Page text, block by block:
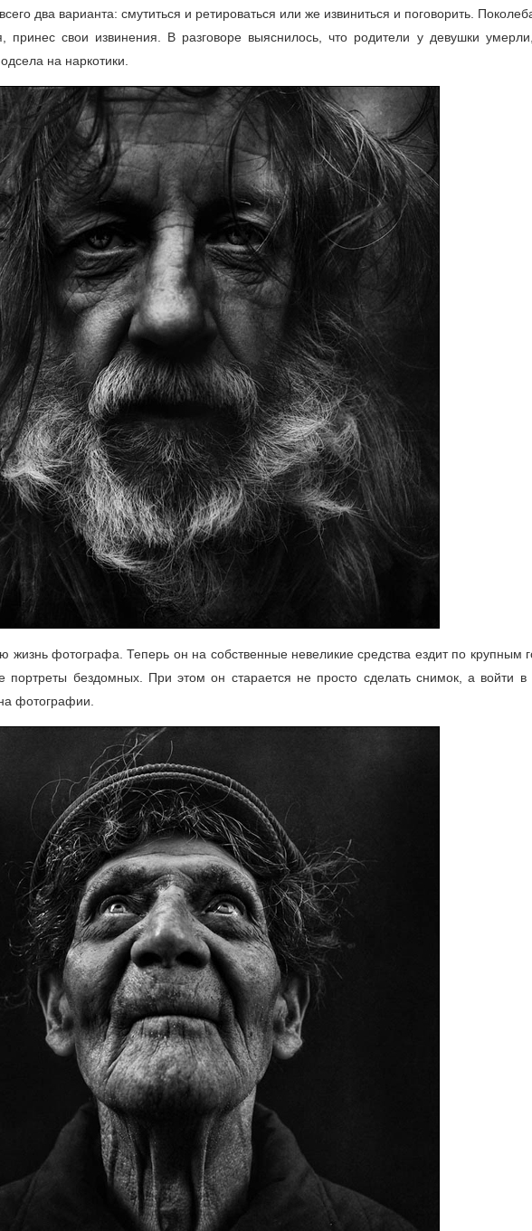
два варианта: смутиться и ретироваться или же извиниться и поговорить.
принес свои извинения. В разговоре выяснилось, что родители у девушки
на наркотики.
жизнь фотографа. Теперь он на собственные невеликие средства ездит по крупным
бездомных. При этом он старается не просто сделать снимок, а войти в
фотографии.